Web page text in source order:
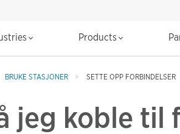
Products
BRUKE STASJONER SETTE OPP FORBINDELSER
jeg koble til